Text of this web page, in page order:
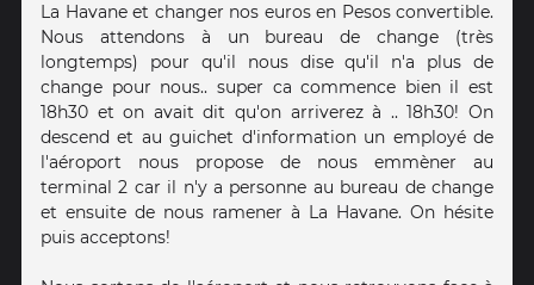
La Havane et changer nos euros en Pesos convertible.
Nous attendons à un bureau de change (très
longtemps) pour qu'il nous dise qu'il n'a plus de
change pour nous.. super ca commence bien il est
18h30 et on avait dit qu'on arriverez à .. 18h30! On
descend et au guichet d'information un employé de
l'aéroport nous propose de nous emmèner au
terminal 2 car il n'y a personne au bureau de change
et ensuite de nous ramener à La Havane. On hésite
puis acceptons!